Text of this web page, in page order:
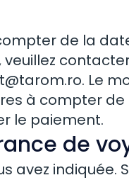
de la
. Le
à compter de
le paiement.
de
indiquée.